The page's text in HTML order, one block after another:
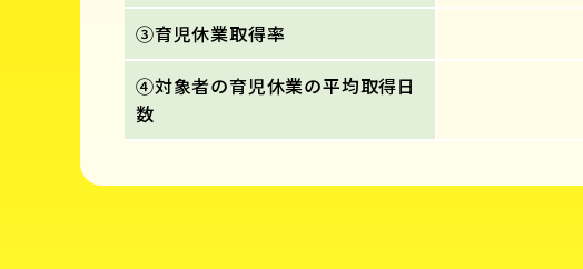
③育児休業取得率
④対象者の育児休業の平均取得日
数